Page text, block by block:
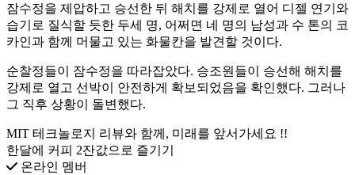
잠수정을 제압하고 승선한 뒤 해치를 강제로 열어 디젤 연기와
습기로 질식할 듯한 두세 명, 어쩌면 네 명의 남성과 수 톤의 코
카인과 함께 머물고 있는 화물칸을 발견할 것이다.
순찰정들이 잠수정을 따라잡았다. 승조원들이 승선해 해치를
강제로 열고 선박이 안전하게 확보되었음을 확인했다. 그러나
그 직후 상황이 돌변했다.
MIT 테크놀로지 리뷰와 함께, 미래를 앞서가세요 !!
한달에 커피 2잔값으로 즐기기
온라인 멤버